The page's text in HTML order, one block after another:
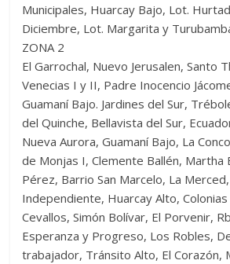
Municipales, Huarcay Bajo, Lot.
Diciembre, Lot. Margarita y
ZONA 2
El Garrochal, Nuevo Jerusalen, Santo
Venecias I y II, Padre Inocencio
Guamaní Bajo. Jardines del Sur,
del Quinche, Bellavista del Sur,
Nueva Aurora, Guamaní Bajo, La
de Monjas I, Clemente Ballén, Martha
Pérez, Barrio San Marcelo, La
Independiente, Huarcay Alto, Colonias
Cevallos, Simón Bolívar, El Porvenir,
Esperanza y Progreso, Los Robles,
trabajador, Tránsito Alto, El Corazón,